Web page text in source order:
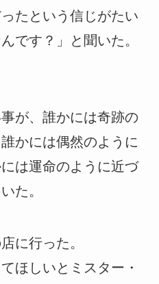
たという信じがたい
です？」と聞いた。
が、誰かには奇跡の
かには偶然のように
は運命のように近づ
た。
に行った。
ほしいとミスター・